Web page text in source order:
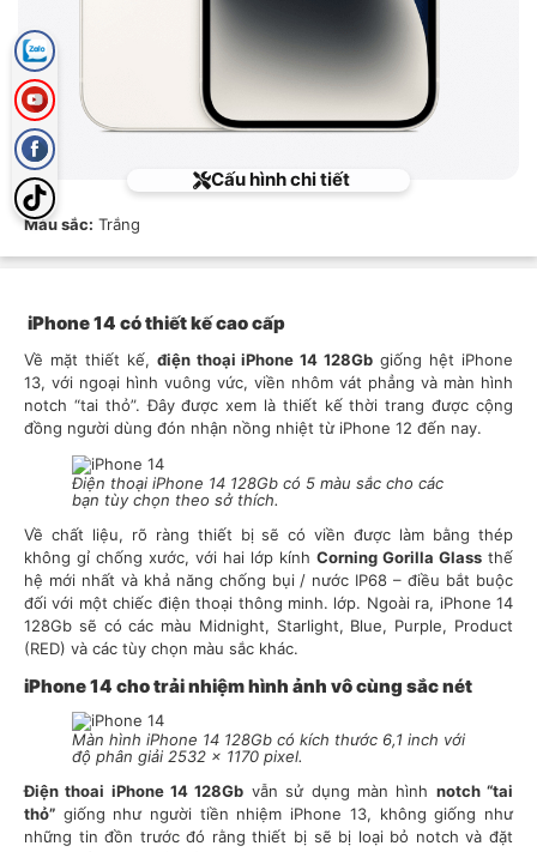
Cấu hình chi tiết
Màu sắc: Trắng
iPhone 14 có thiết kế cao cấp
Về mặt thiết kế, điện thoại iPhone 14 128Gb giống hệt iPhone
13, với ngoại hình vuông vức, viền nhôm vát phẳng và màn hình
notch “tai thỏ”. Đây được xem là thiết kế thời trang được cộng
đồng người dùng đón nhận nồng nhiệt từ iPhone 12 đến nay.
Điện thoại iPhone 14 128Gb có 5 màu sắc cho các
bạn tùy chọn theo sở thích.
Về chất liệu, rõ ràng thiết bị sẽ có viền được làm bằng thép
không gỉ chống xước, với hai lớp kính Corning Gorilla Glass thế
hệ mới nhất và khả năng chống bụi / nước IP68 – điều bắt buộc
đối với một chiếc điện thoại thông minh. lớp. Ngoài ra, iPhone 14
128Gb sẽ có các màu Midnight, Starlight, Blue, Purple, Product
(RED) và các tùy chọn màu sắc khác.
iPhone 14 cho trải nhiệm hình ảnh vô cùng sắc nét
Màn hình iPhone 14 128Gb có kích thước 6,1 inch với
độ phân giải 2532 x 1170 pixel.
Điện thoai iPhone 14 128Gb vẫn sử dụng màn hình notch “tai
thỏ” giống như người tiền nhiệm iPhone 13, không giống như
những tin đồn trước đó rằng thiết bị sẽ bị loại bỏ notch và đặt